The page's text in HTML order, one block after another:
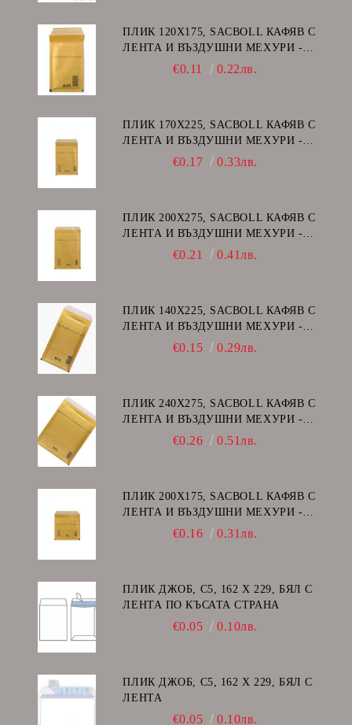
ПЛИК 120Х175, SACBOLL КАФЯВ С
ЛЕНТА И ВЪЗДУШНИ МЕХУРИ -
€0.11 0.22лв.
ПЛИК 170Х225, SACBOLL КАФЯВ С
ЛЕНТА И ВЪЗДУШНИ МЕХУРИ -
€0.17 0.33лв.
ПЛИК 200Х275, SACBOLL КАФЯВ С
ЛЕНТА И ВЪЗДУШНИ МЕХУРИ -
€0.21 0.41лв.
ПЛИК 140Х225, SACBOLL КАФЯВ С
ЛЕНТА И ВЪЗДУШНИ МЕХУРИ -
€0.15 0.29лв.
ПЛИК 240Х275, SACBOLL КАФЯВ С
ЛЕНТА И ВЪЗДУШНИ МЕХУРИ -
€0.26 0.51лв.
ПЛИК 200Х175, SACBOLL КАФЯВ С
ЛЕНТА И ВЪЗДУШНИ МЕХУРИ -
€0.16 0.31лв.
ПЛИК ДЖОБ, C5, 162 Х 229, БЯЛ С
ЛЕНТА ПО КЪСАТА СТРАНА
€0.05 0.10лв.
ПЛИК ДЖОБ, C5, 162 Х 229, БЯЛ С
ЛЕНТА
€0.05 0.10лв.